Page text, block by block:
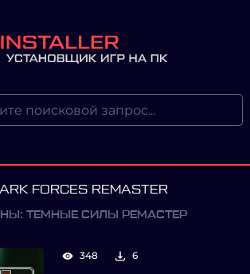
FORCES REMASTER
ТЕМНЫЕ СИЛЫ РЕМАСТЕР
348 6